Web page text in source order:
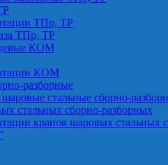
ТПр, ТР
ТПр, ТР
КОМ
КОМ
разборные
стальные сборно-
стальных сборно-разборных
кранов шаровых стальных